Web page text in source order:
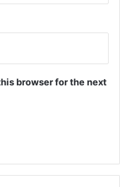
browser for the next